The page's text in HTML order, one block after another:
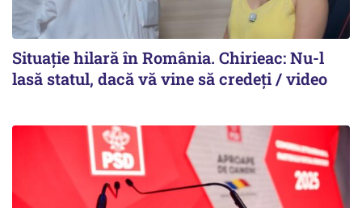
Situație hilară în România. Chirieac: Nu-l
lasă statul, dacă vă vine să credeți / video